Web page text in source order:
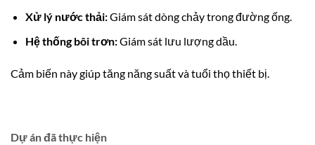
Xử lý nước thải:Giám sát dòng chảy trong đường ống.
Hệ thống bôi trơn:Giám sát lưu lượng dầu.
Cảm biến này giúp tăng năng suất và tuổi thọ thiết bị.
Dự án đã thực hiện